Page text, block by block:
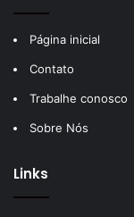
Página inicial
Contato
Trabalhe conosco
Sobre Nós
Links